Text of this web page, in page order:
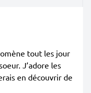
tout les jour
J’adore les
en découvrir de